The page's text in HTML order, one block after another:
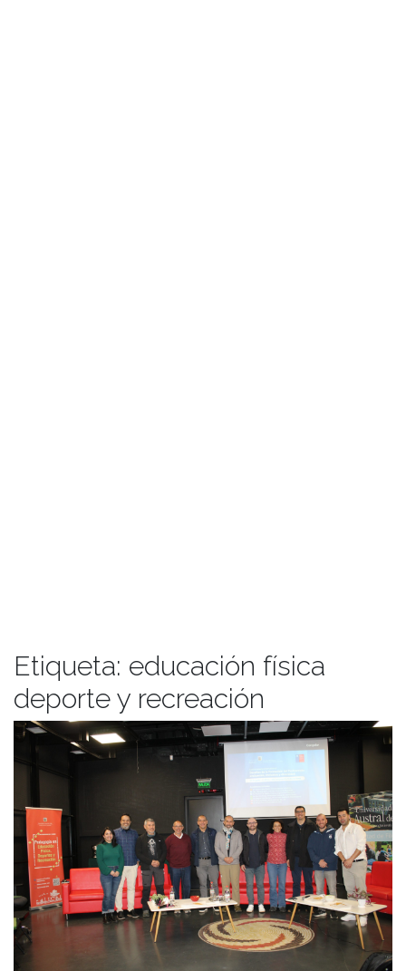
Etiqueta: educación física
deporte y recreación